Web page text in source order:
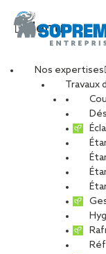
Menu
Nos expertises
Travaux